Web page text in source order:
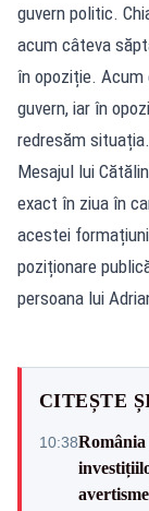
guvern politic.
acum câteva
în opoziție. Acum
guvern, iar în
redresăm
Mesajul lui
exact în ziua în
acestei
poziționare
persoana lui
CITEȘTE
10:38